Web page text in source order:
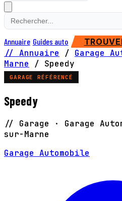
Annuaire Guides auto
// Annuaire / Garage
Marne
/ Speedy
GARAGE RÉFÉRENCÉ
Speedy
// Garage · Garage
sur-Marne
Garage Automobile